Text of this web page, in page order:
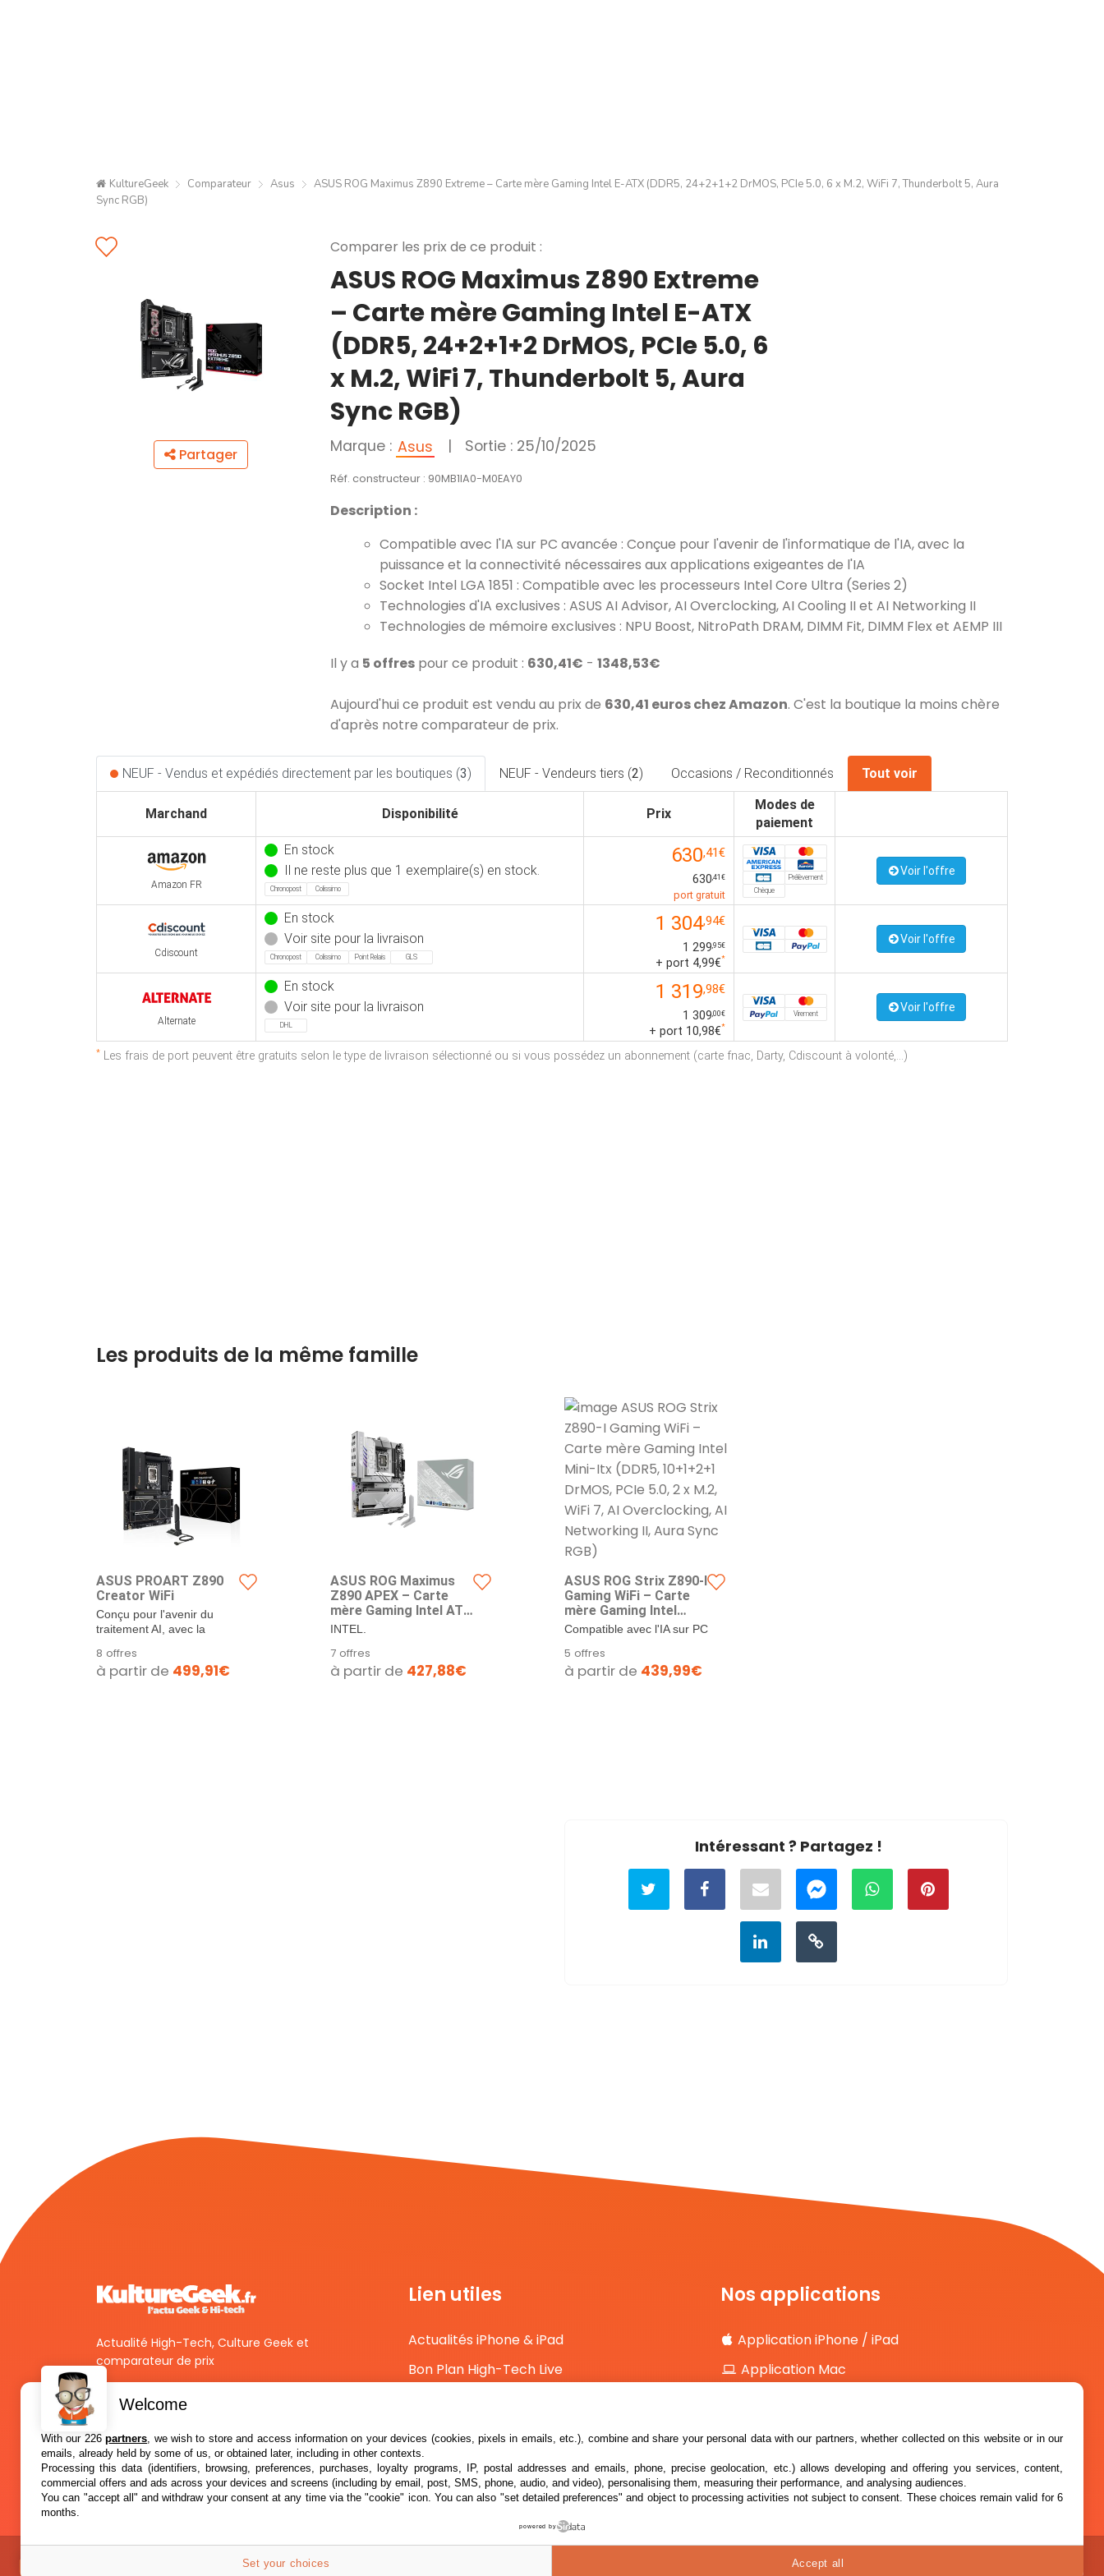
KultureGeek Comparateur Asus
ASUS ROG Maximus Z890 Extreme – Carte mère Gaming Intel E-ATX (DDR5, 24+2+1+2 DrMOS, PCIe 5.0, 6 x M.2, WiFi 7, Thunderbolt 5, Aura
Sync RGB)
Partager
Comparer les prix de ce produit :
ASUS ROG Maximus Z890 Extreme
– Carte mère Gaming Intel E-ATX
(DDR5, 24+2+1+2 DrMOS, PCIe 5.0, 6
x M.2, WiFi 7, Thunderbolt 5, Aura
Sync RGB)
Marque : Asus | Sortie : 25/10/2025
Réf. constructeur : 90MB1IA0-M0EAY0
Description :
Compatible avec l'IA sur PC avancée : Conçue pour l'avenir de l'informatique de l'IA, avec la
puissance et la connectivité nécessaires aux applications exigeantes de l'IA
Socket Intel LGA 1851 : Compatible avec les processeurs Intel Core Ultra (Series 2)
Technologies d'IA exclusives : ASUS AI Advisor, AI Overclocking, AI Cooling II et AI Networking II
Technologies de mémoire exclusives : NPU Boost, NitroPath DRAM, DIMM Fit, DIMM Flex et AEMP III
Il y a 5 offres pour ce produit : 630,41€ - 1348,53€
Aujourd'hui ce produit est vendu au prix de 630,41 euros chez Amazon. C'est la boutique la moins chère
d'après notre comparateur de prix.
NEUF - Vendus et expédiés directement par les boutiques (3) NEUF - Vendeurs tiers (2) Occasions / Reconditionnés Tout voir
Marchand Disponibilité Prix
Modes de
paiement
Amazon FR
En stock
Il ne reste plus que 1 exemplaire(s) en stock.
Chronopost Colissimo
630,41€
630,41€
port gratuit
Prélèvement
Chèque
Voir l'offre
Cdiscount
En stock
Voir site pour la livraison
Chronopost Colissimo Point Relais GLS
1 304,94€
1 299,95€
+ port 4,99€*
Voir l'offre
Alternate
En stock
Voir site pour la livraison
DHL
1 319,98€
1 309,00€
+ port 10,98€*
Virement Voir l'offre
* Les frais de port peuvent être gratuits selon le type de livraison sélectionné ou si vous possédez un abonnement (carte fnac, Darty, Cdiscount à volonté,...)
Les produits de la même famille
ASUS PROART Z890
Creator WiFi
Conçu pour l'avenir du
traitement AI, avec la
8 offres
à partir de 499,91€
ASUS ROG Maximus
Z890 APEX – Carte
mère Gaming Intel ATX
(DDR5, 22+1+2+2
M.2, WiFi 7, AI
Overclocking, PCIe
Slot Q-Release Slim,
INTEL.
7 offres
à partir de 427,88€
ASUS ROG Strix Z890-I
Gaming WiFi – Carte
mère Gaming Intel
Mini-Itx (DDR5,
10+1+2+1 DrMOS,
PCIe 5.0, 2 x M.2, WiFi
7, AI Overclocking, AI
Networking II, Aura
Compatible avec l'IA sur PC
l'avenir de...
5 offres
à partir de 439,99€
Intéressant ? Partagez !
Actualité High-Tech, Culture Geek et
comparateur de prix
Lien utiles
Actualités iPhone & iPad
Bon Plan High-Tech Live
Nos applications
Application iPhone / iPad
Application Mac
Confidentialité © 2012-2026 i2CMedia
Welcome
With our 226partners, we wish to store and access information on your devices (cookies, pixels in emails, etc.), combine and share your personal data with our partners, whether collected on this website or in our
emails, already held by some of us, or obtained later, including in other contexts.
Processing this data (identifiers, browsing, preferences, purchases, loyalty programs, IP, postal addresses and emails, phone, precise geolocation, etc.) allows developing and offering you services, content,
commercial offers and ads across your devices and screens (including by email, post, SMS, phone, audio, and video), personalising them, measuring their performance, and analysing audiences.
You can "accept all" and withdraw your consent at any time via the "cookie" icon. You can also "set detailed preferences" and object to processing activities not subject to consent. These choices remain valid for 6
months.
powered by
Set your choices Accept all